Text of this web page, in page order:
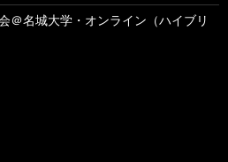
＠名城大学・オンライン（ハイブリ